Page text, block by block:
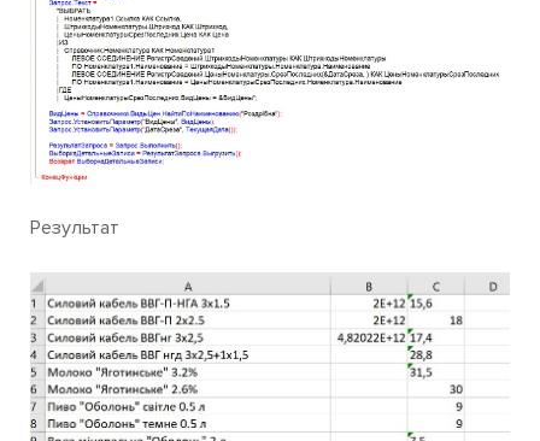
Результат